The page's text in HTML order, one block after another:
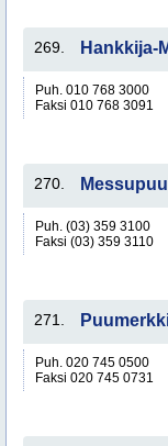
269. Hankkija-
Puh. 010 768 3000
Faksi 010 768 3091
270. Messupuu
Puh. (03) 359 3100
Faksi (03) 359 3110
271.
Puh. 020 745 0500
Faksi 020 745 0731